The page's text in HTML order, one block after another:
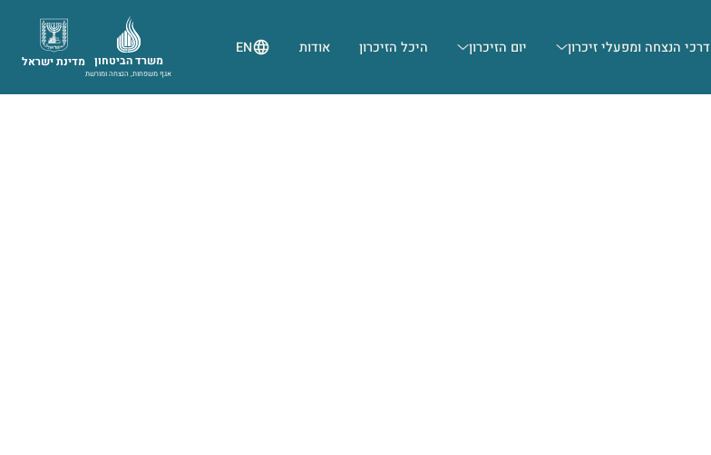
דרכי הנצחה ומפעלי זיכרון יום הזיכרון היכל הזיכרון אודות EN
מדינת ישראל משרד הביטחון
אגף משפחות, הנצחה ומורשת